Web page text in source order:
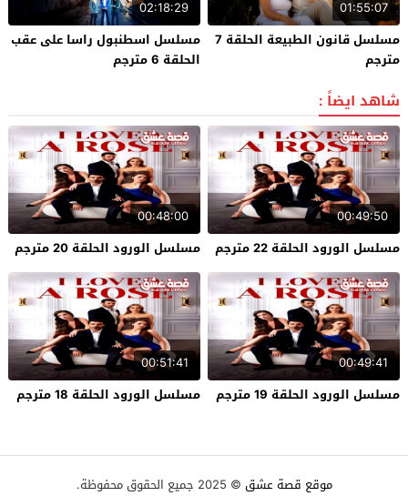
01:55:07
مسلسل قانون الطبيعة الحلقة 7
مترجم
02:18:29
مسلسل اسطنبول راسا على عقب
الحلقة 6 مترجم
شاهد ايضاً :
00:49:50
مسلسل الورود الحلقة 22 مترجم
00:48:00
مسلسل الورود الحلقة 20 مترجم
00:49:41
مسلسل الورود الحلقة 19 مترجم
00:51:41
مسلسل الورود الحلقة 18 مترجم
موقع قصة عشق © 2025 جميع الحقوق محفوظة.